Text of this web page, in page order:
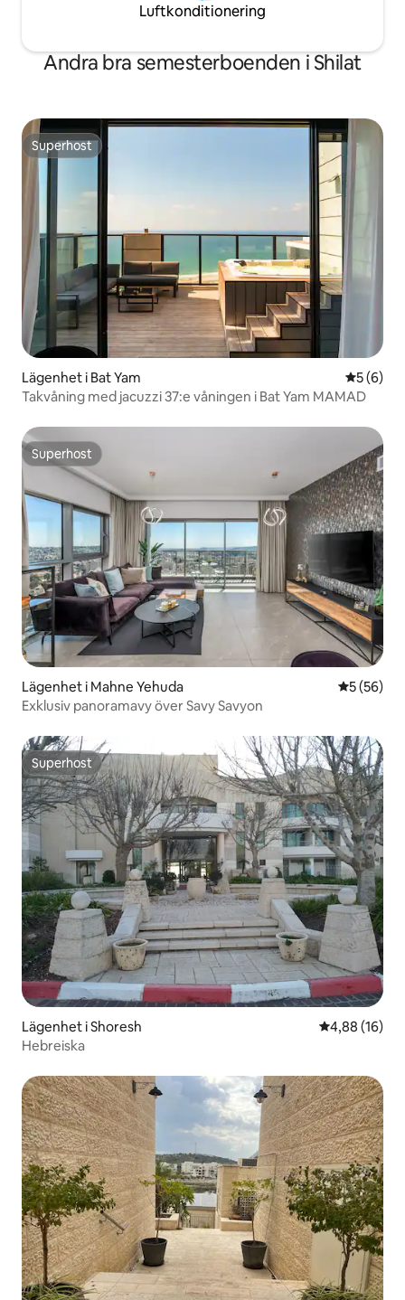
Luftkonditionering
Andra bra semesterboenden i Shilat
Superhost
Superhost
Lägenhet i Bat Yam 5 av 5 i
5 (6)
Takvåning med jacuzzi 37:e våningen i Bat Yam MAMAD
Superhost
Superhost
Lägenhet i Mahne Yehuda 5 av 5 i
5 (56)
Exklusiv panoramavy över Savy Savyon
Superhost
Superhost
Lägenhet i Shoresh 4,88 av 5 i
4,88 (16)
Hebreiska